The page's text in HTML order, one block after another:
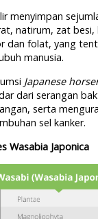
menyimpan
natirum, zat besi,
dan folat, yang
manusia.
Japanese
dari serangan
serta
sel kanker.
Wasabia Japonica